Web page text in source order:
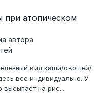
при атопическом
автора
вид каши/овощей/
все индивидуально. У
высыпает на рис...